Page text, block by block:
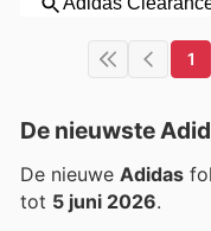
1
De nieuwste
De nieuwe Adidas
tot 5 juni 2026.